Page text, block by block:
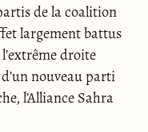
de la coalition
largement battus
droite
nouveau parti
l’Alliance Sahra